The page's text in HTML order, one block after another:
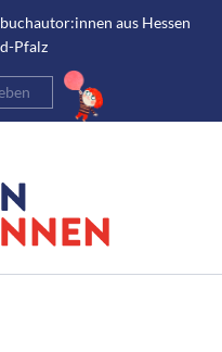
aus Hessen
Pfalz